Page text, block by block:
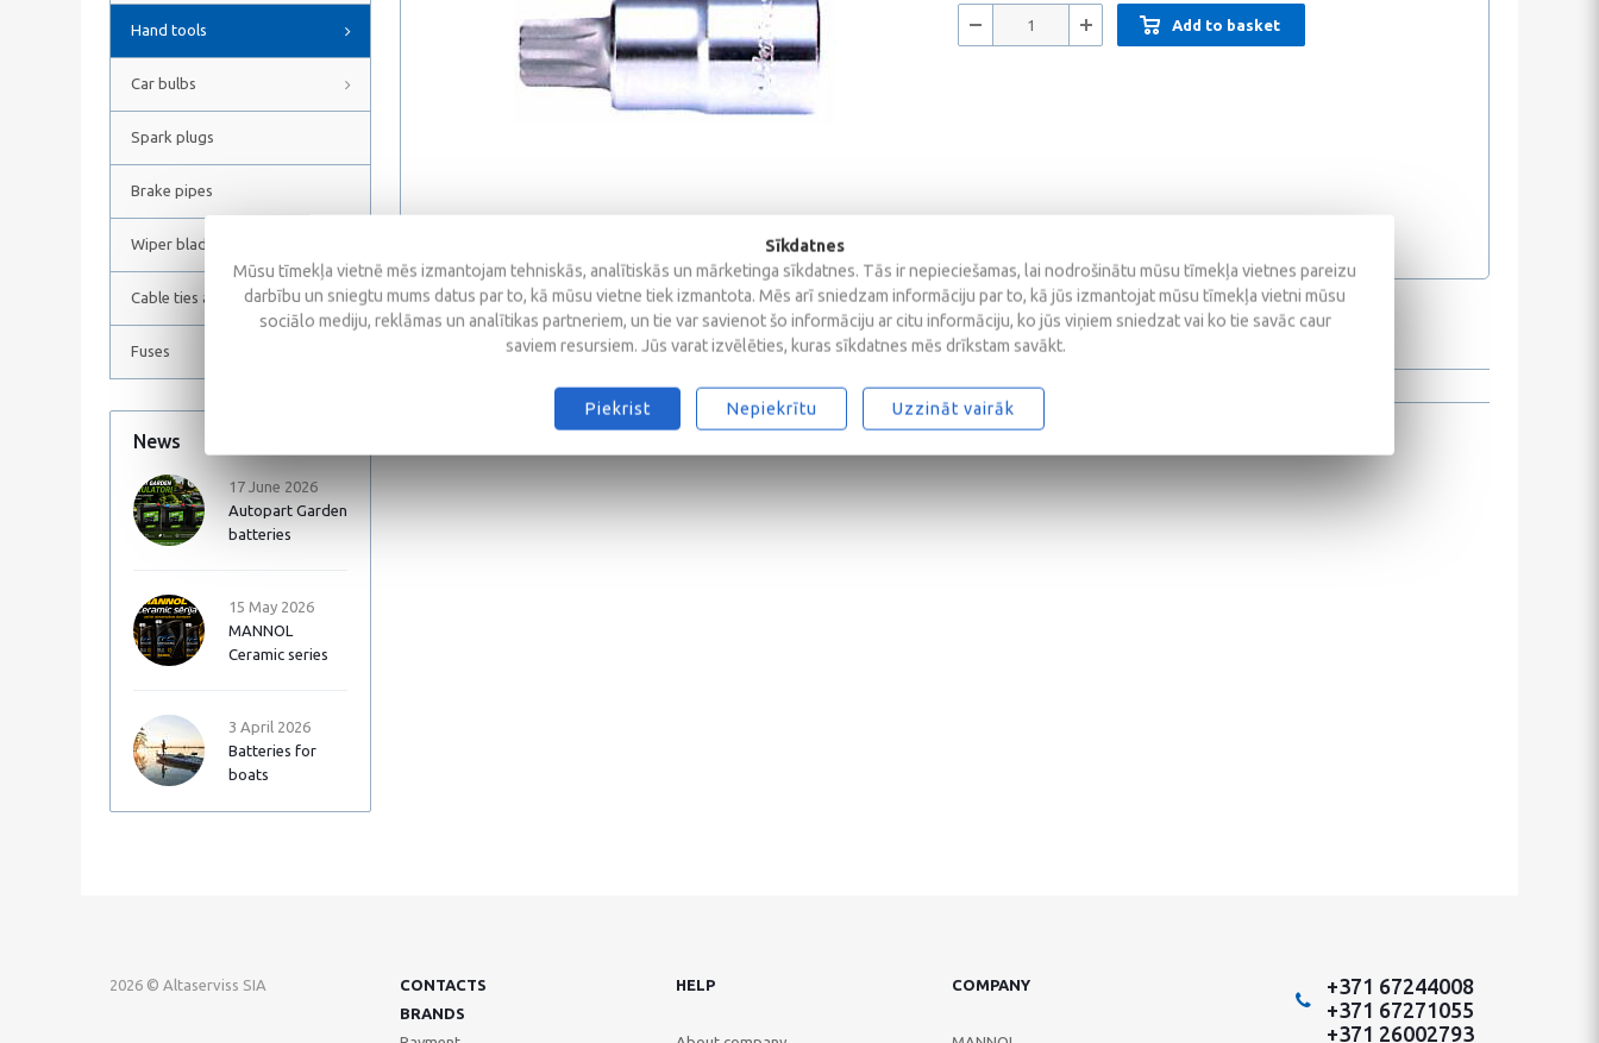
Hand tools
Car bulbs
Spark plugs
Brake pipes
Wiper blades
Cable ties and Hose clamps
Fuses
News
17 June 2026
Autopart Garden
batteries
15 May 2026
MANNOL
Ceramic series
3 April 2026
Batteries for
boats
Add to basket
2026 © Altaserviss SIA CONTACTS HELP
COMPANY
BRANDS
+371 67244008
+371 67271055
+371 26002793
Sīkdatnes
Mūsu tīmekļa vietnē mēs izmantojam tehniskās, analītiskās un mārketinga sīkdatnes. Tās ir nepieciešamas, lai nodrošinātu mūsu tīmekļa vietnes pareizu
darbību un sniegtu mums datus par to, kā mūsu vietne tiek izmantota. Mēs arī sniedzam informāciju par to, kā jūs izmantojat mūsu tīmekļa vietni mūsu
sociālo mediju, reklāmas un analītikas partneriem, un tie var savienot šo informāciju ar citu informāciju, ko jūs viņiem sniedzat vai ko tie savāc caur
saviem resursiem. Jūs varat izvēlēties, kuras sīkdatnes mēs drīkstam savākt.
Piekrist Nepiekrītu Uzzināt vairāk